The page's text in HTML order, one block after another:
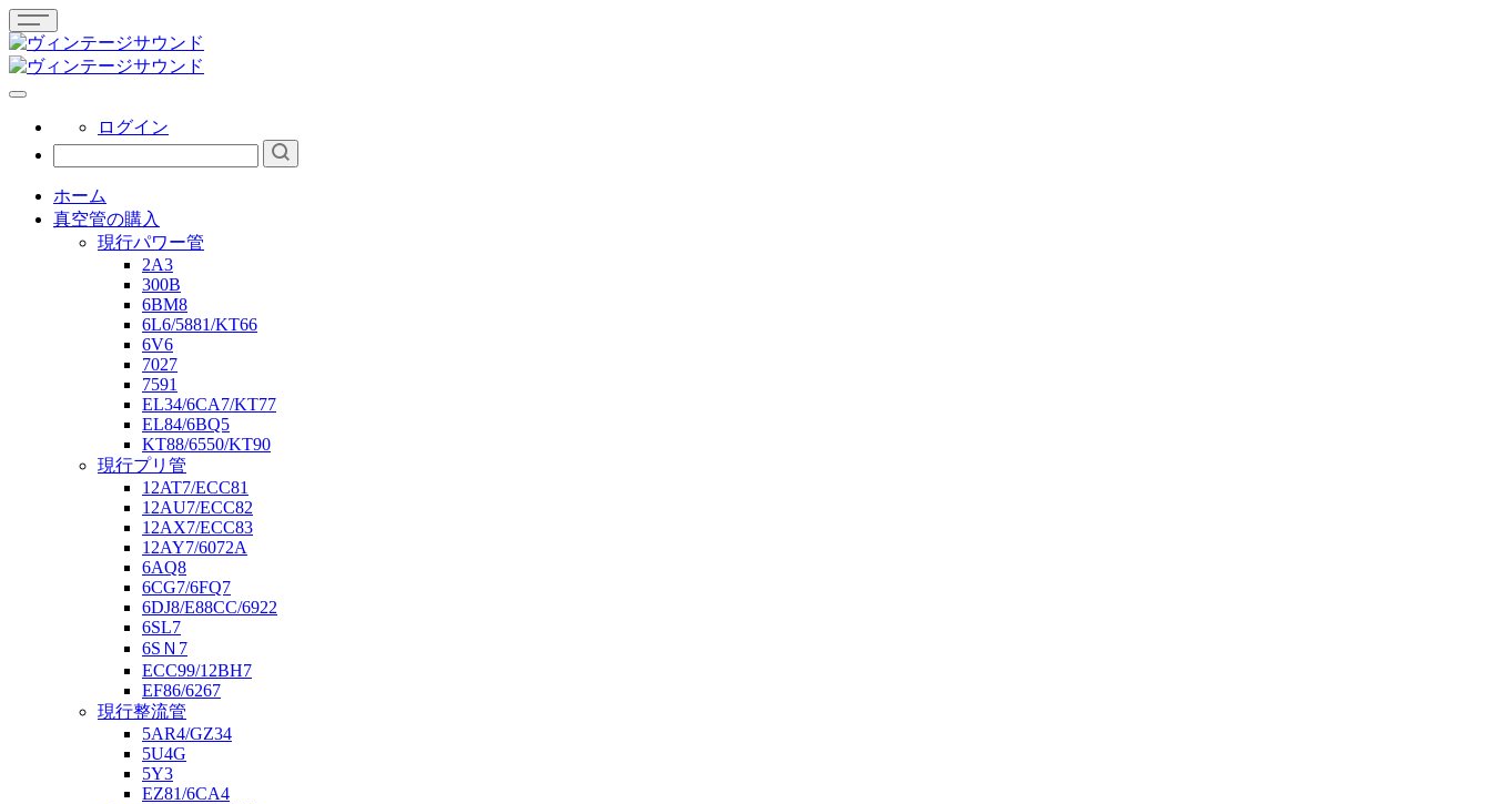
ログイン
ホーム
真空管の購入
現行パワー管
2A3
300B
6BM8
6L6/5881/KT66
6V6
7027
7591
EL34/6CA7/KT77
EL84/6BQ5
KT88/6550/KT90
現行プリ管
12AT7/ECC81
12AU7/ECC82
12AX7/ECC83
12AY7/6072A
6AQ8
6CG7/6FQ7
6DJ8/E88CC/6922
6SL7
6SＮ7
ECC99/12BH7
EF86/6267
現行整流管
5AR4/GZ34
5U4G
5Y3
EZ81/6CA4